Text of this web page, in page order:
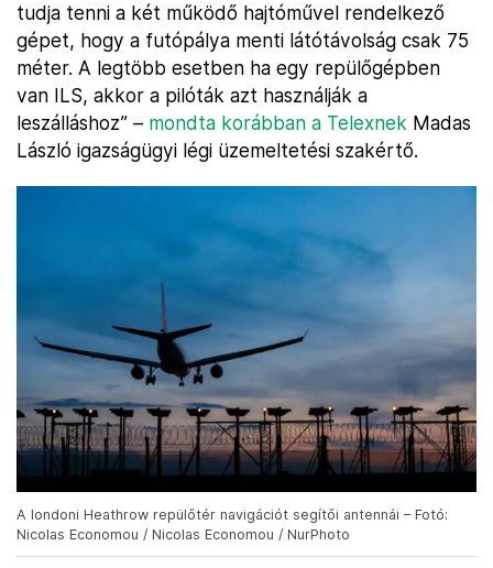
tudja tenni a két működő hajtóművel rendelkező
gépet, hogy a futópálya menti látótávolság csak 75
méter. A legtöbb esetben ha egy repülőgépben
van ILS, akkor a pilóták azt használják a
leszálláshoz” – mondta korábban a Telexnek Madas
László igazságügyi légi üzemeltetési szakértő.
A londoni Heathrow repülőtér navigációt segítői antennái – Fotó:
Nicolas Economou / Nicolas Economou / NurPhoto